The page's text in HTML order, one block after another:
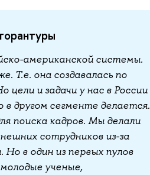
американской системы.
Т.е. она создавалась по
цели и задачи у нас в России
в другом сегменте делается.
поиска кадров. Мы делали
сотрудников из-за
в один из первых пулов
ученые,